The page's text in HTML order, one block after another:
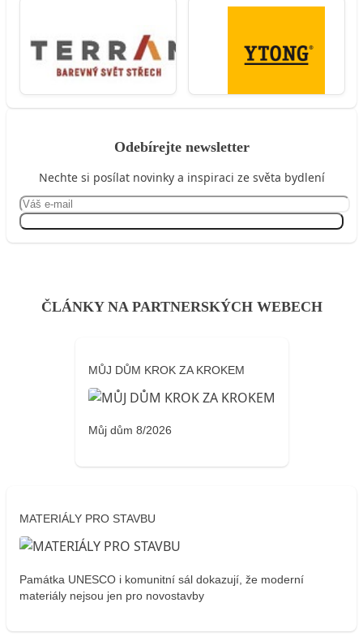
Odebírejte newsletter
Nechte si posílat novinky a inspiraci ze světa bydlení
ČLÁNKY NA PARTNERSKÝCH WEBECH
MŮJ DŮM KROK ZA KROKEM
Můj dům 8/2026
MATERIÁLY PRO STAVBU
Památka UNESCO i komunitní sál dokazují, že moderní
materiály nejsou jen pro novostavby